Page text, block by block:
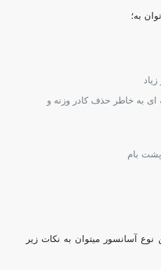
به؛
به خاطر حذف کادر وزنه و
پشت بام
نوع آسانسور میتوان به نکات زیر